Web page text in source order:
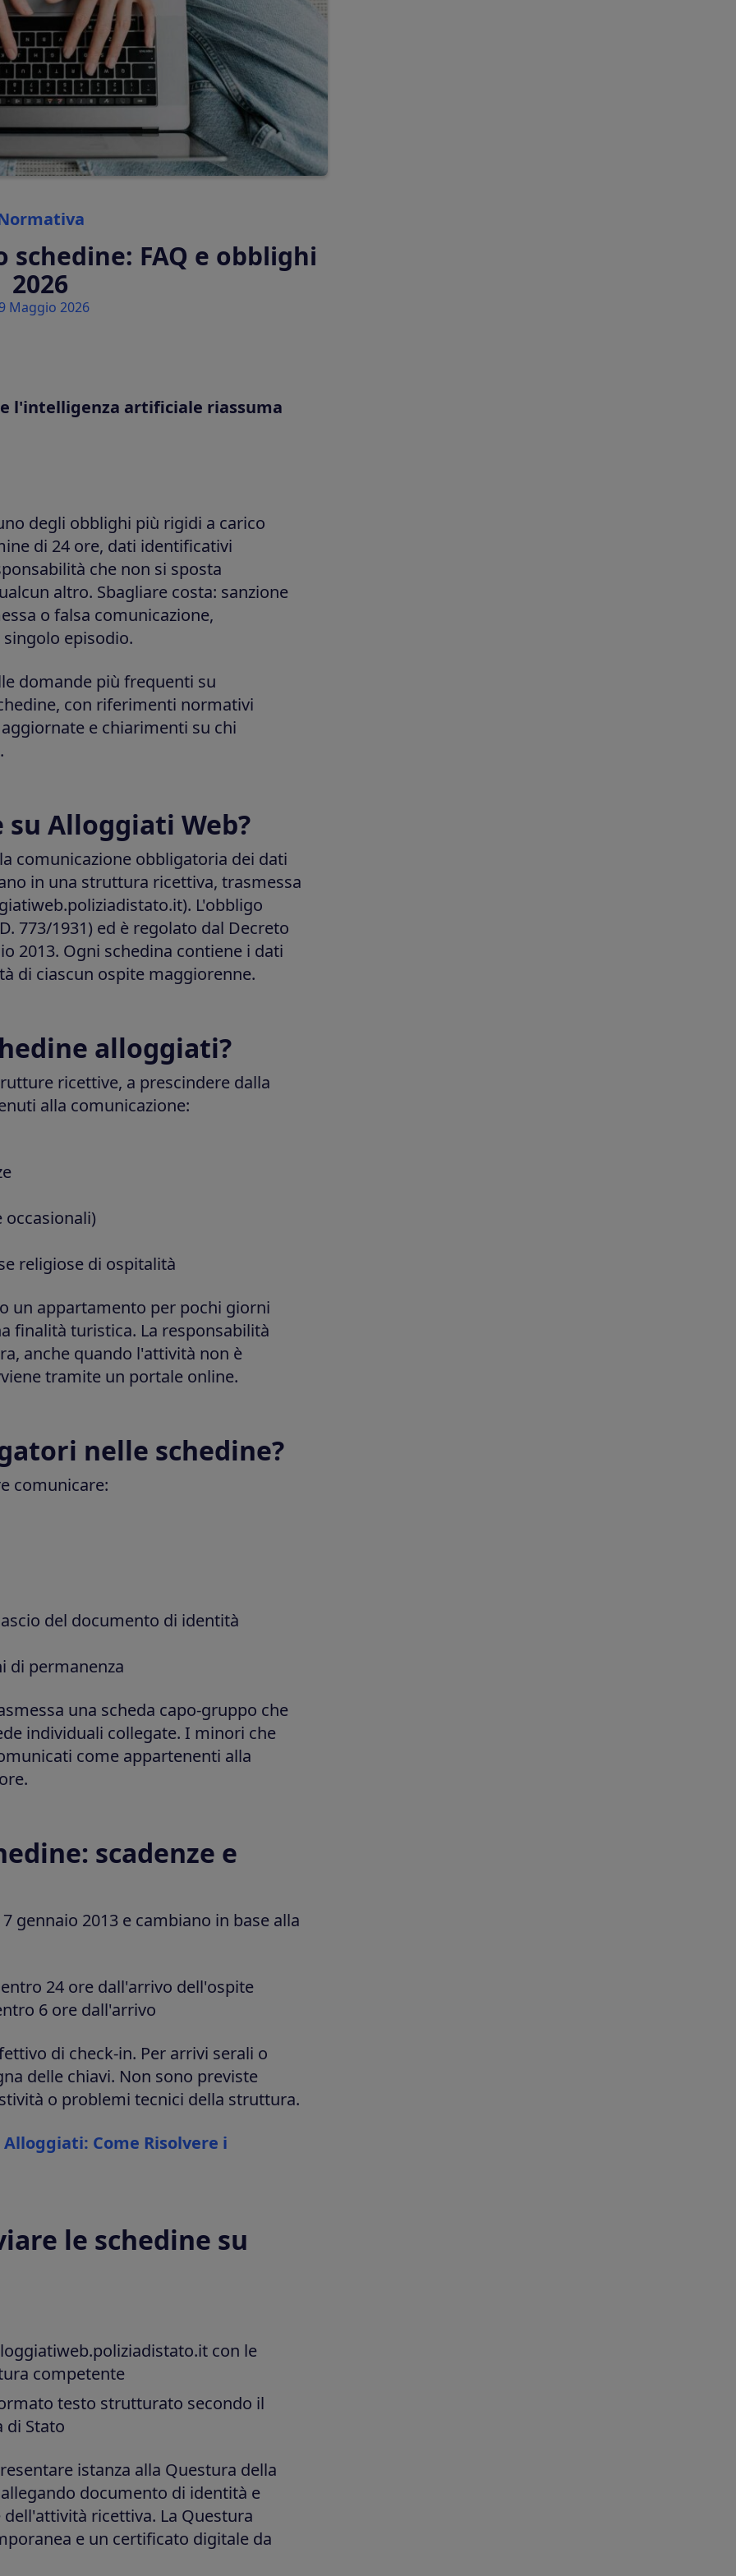
fatture elettroniche
Tassa di soggiorno
Calcola e addebita
automaticamente le tasse
di soggiorno
per le vacanze
Categories
FAQ e obblighi
2026
Maggio 2026
l'intelligenza artificiale riassuma
degli obblighi più rigidi a carico
di 24 ore, dati identificativi
che non si sposta
altro. Sbagliare costa: sanzione
o falsa comunicazione,
episodio.
domande più frequenti su
con riferimenti normativi
e chiarimenti su chi
Alloggiati Web?
comunicazione obbligatoria dei dati
in una struttura ricettiva, trasmessa
L'obbligo
773/1931) ed è regolato dal Decreto
2013. Ogni schedina contiene i dati
di ciascun ospite maggiorenne.
alloggiati?
ricettive, a prescindere dalla
alla comunicazione:
religiose di ospitalità
un appartamento per pochi giorni
finalità turistica. La responsabilità
anche quando l'attività non è
tramite un portale online.
nelle schedine?
comunicare:
del documento di identità
di permanenza
una scheda capo-gruppo che
individuali collegate. I minori che
come appartenenti alla
scadenze e
gennaio 2013 e cambiano in base alla
24 ore dall'arrivo dell'ospite
6 ore dall'arrivo
di check-in. Per arrivi serali o
delle chiavi. Non sono previste
o problemi tecnici della struttura.
Come Risolvere i
le schedine su
con le
competente
testo strutturato secondo il
di Stato
istanza alla Questura della
documento di identità e
ricettiva. La Questura
e un certificato digitale da